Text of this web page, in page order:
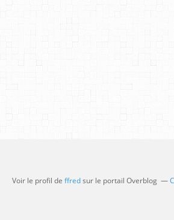
Voir le profil de ffredsur le portail Overblog